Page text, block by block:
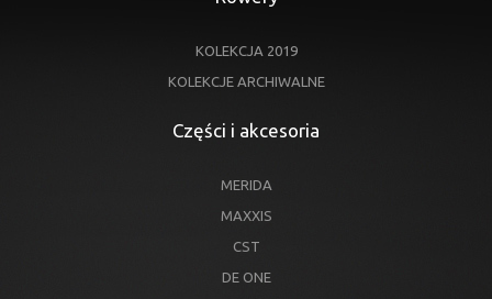
KOLEKCJA 2019
KOLEKCJE ARCHIWALNE
Części i akcesoria
MERIDA
MAXXIS
CST
DE ONE